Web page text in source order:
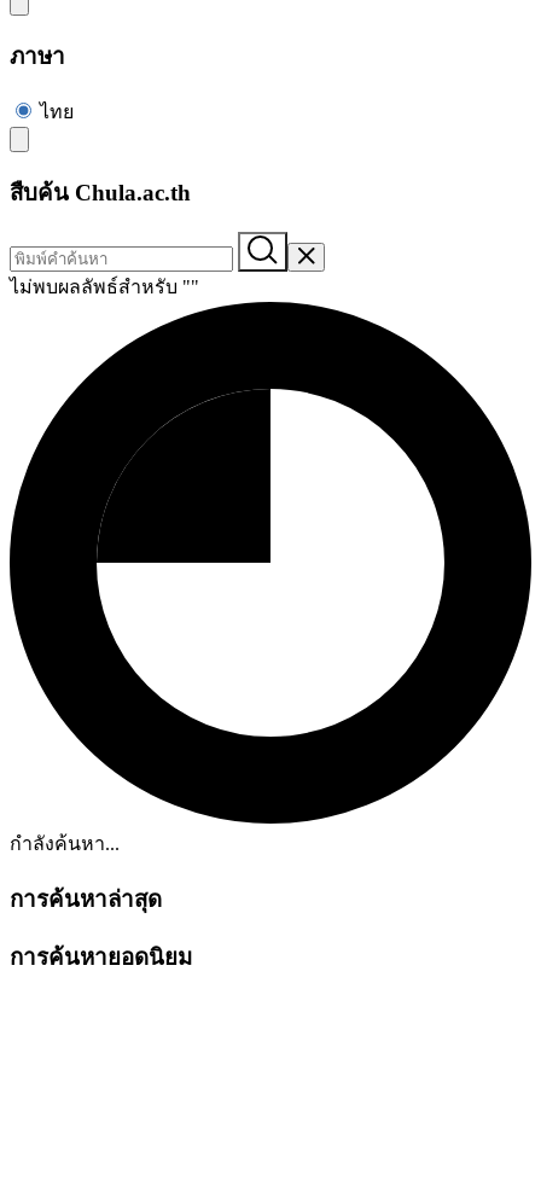
ภาษา
ไทย
สืบค้น Chula.ac.th
ไม่พบผลลัพธ์สำหรับ ""
กำลังค้นหา...
การค้นหาล่าสุด
การค้นหายอดนิยม